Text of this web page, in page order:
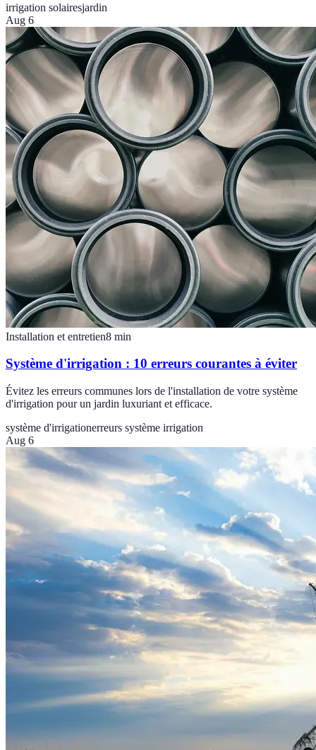
irrigation solairesjardin
Aug 6
Installation et entretien8 min
Système d'irrigation : 10 erreurs courantes à éviter
Évitez les erreurs communes lors de l'installation de votre système
d'irrigation pour un jardin luxuriant et efficace.
système d'irrigationerreurs système irrigation
Aug 6